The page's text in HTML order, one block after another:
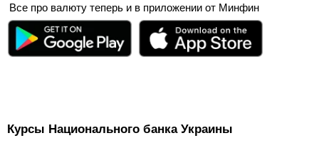
Все про валюту теперь и в приложении от Минфин
Курсы Национального банка Украины